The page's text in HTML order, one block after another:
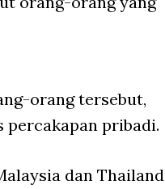
orang tersebut,
percakapan pribadi.
dan Thailand